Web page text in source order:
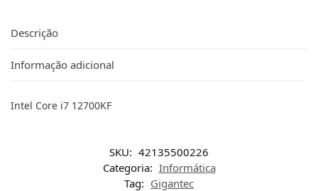
Descrição
Informação adicional
Intel Core i7 12700KF
SKU: 42135500226
Categoria: Informática
Tag: Gigantec